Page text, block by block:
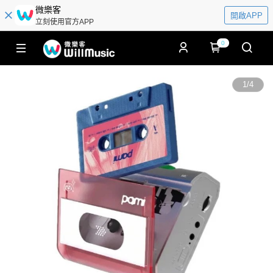
微樂客
立刻使用官方APP
開啟APP
0
1/4